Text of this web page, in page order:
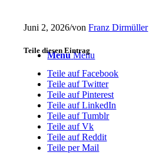
Menu Menu
Juni 2, 2026/vonFranz Dirmüller
Teile diesen Eintrag
Teile auf Facebook
Teile auf Twitter
Teile auf Pinterest
Teile auf LinkedIn
Teile auf Tumblr
Teile auf Vk
Teile auf Reddit
Teile per Mail